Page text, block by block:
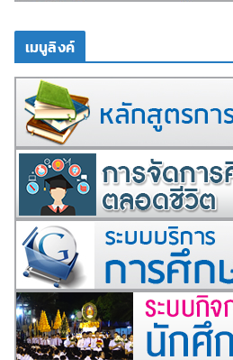
เมนูลิงค์